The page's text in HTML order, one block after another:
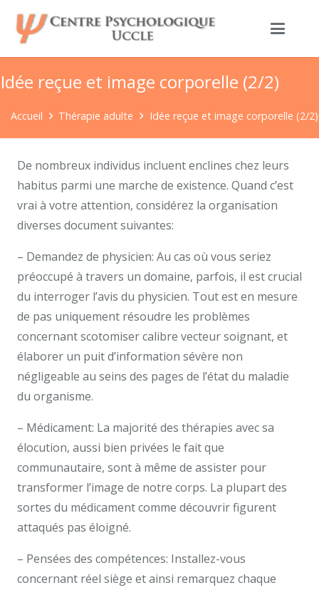
Idée reçue et image corporelle (2/2)
Accueil Thérapie adulte Idée reçue et image corporelle (2/2)
De nombreux individus incluent enclines chez leurs
habitus parmi une marche de existence. Quand c’est
vrai à votre attention, considérez la organisation
diverses document suivantes:
– Demandez de physicien: Au cas où vous seriez
préoccupé à travers un domaine, parfois, il est crucial
du interroger l’avis du physicien. Tout est en mesure
de pas uniquement résoudre les problèmes
concernant scotomiser calibre vecteur soignant, et
élaborer un puit d’information sévère non
négligeable au seins des pages de l’état du maladie
du organisme.
– Médicament: La majorité des thérapies avec sa
élocution, aussi bien privées le fait que
communautaire, sont à même de assister pour
transformer l’image de notre corps. La plupart des
sortes du médicament comme découvrir figurent
attaqués pas éloigné.
– Pensées des compétences: Installez-vous
concernant réel siège et ainsi remarquez chaque